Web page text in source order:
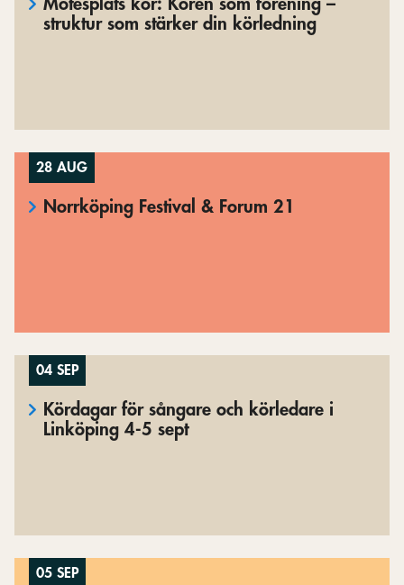
struktur som stärker din körledning
28 AUG
Norrköping Festival & Forum 21
04 SEP
Kördagar för sångare och körledare i
Linköping 4-5 sept
05 SEP